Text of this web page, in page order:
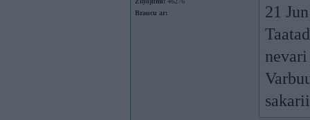
Braucu ar:
21